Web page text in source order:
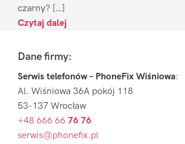
czarny? […]
Czytaj dalej
FooterDane firmy:
Serwis telefonów – PhoneFix Wiśniowa:
Al. Wiśniowa 36A pokój 118
53-137 Wrocław
+48 666 66 76 76
serwis@phonefix.pl